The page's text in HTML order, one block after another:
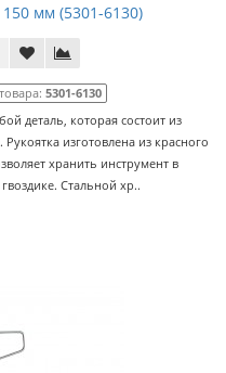
150 мм (5301-6130)
5301-6130
деталь, которая состоит из
изготовлена из красного
хранить инструмент в
Стальной хр..